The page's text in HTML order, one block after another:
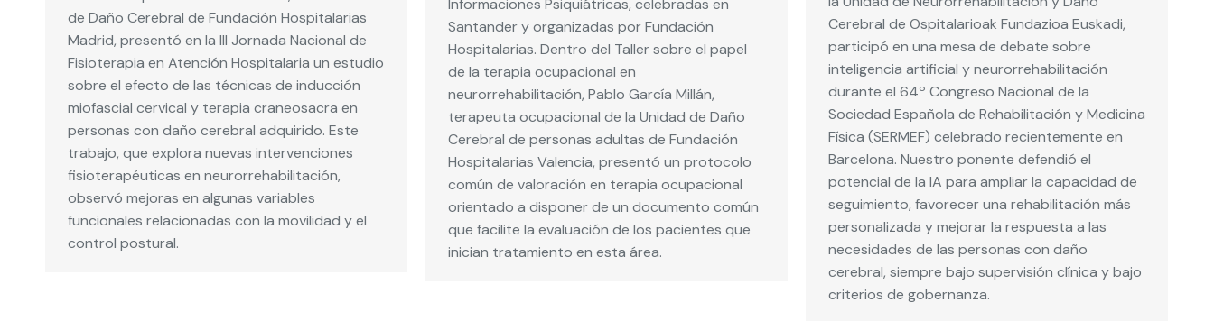
Cerebral de Ospitalarioak Fundazioa Euskadi,
participó en una mesa de debate sobre
inteligencia artificial y neurorrehabilitación
durante el 64º Congreso Nacional de la
Sociedad Española de Rehabilitación y Medicina
Física (SERMEF) celebrado recientemente en
Barcelona. Nuestro ponente defendió el
potencial de la IA para ampliar la capacidad de
seguimiento, favorecer una rehabilitación más
personalizada y mejorar la respuesta a las
necesidades de las personas con daño
cerebral, siempre bajo supervisión clínica y bajo
criterios de gobernanza.
de Daño Cerebral de Fundación Hospitalarias
Madrid, presentó en la III Jornada Nacional de
Fisioterapia en Atención Hospitalaria un estudio
sobre el efecto de las técnicas de inducción
miofascial cervical y terapia craneosacra en
personas con daño cerebral adquirido. Este
trabajo, que explora nuevas intervenciones
fisioterapéuticas en neurorrehabilitación,
observó mejoras en algunas variables
funcionales relacionadas con la movilidad y el
control postural.
Santander y organizadas por Fundación
Hospitalarias. Dentro del Taller sobre el papel
de la terapia ocupacional en
neurorrehabilitación, Pablo García Millán,
terapeuta ocupacional de la Unidad de Daño
Cerebral de personas adultas de Fundación
Hospitalarias Valencia, presentó un protocolo
común de valoración en terapia ocupacional
orientado a disponer de un documento común
que facilite la evaluación de los pacientes que
inician tratamiento en esta área.